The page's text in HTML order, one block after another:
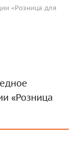
«Розница для
«Розница